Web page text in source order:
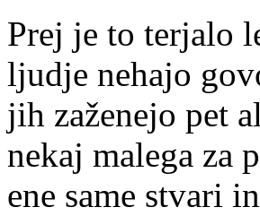
Prej je to terjalo
ljudje nehajo
jih zaženejo pet
nekaj malega za
ene same stvari